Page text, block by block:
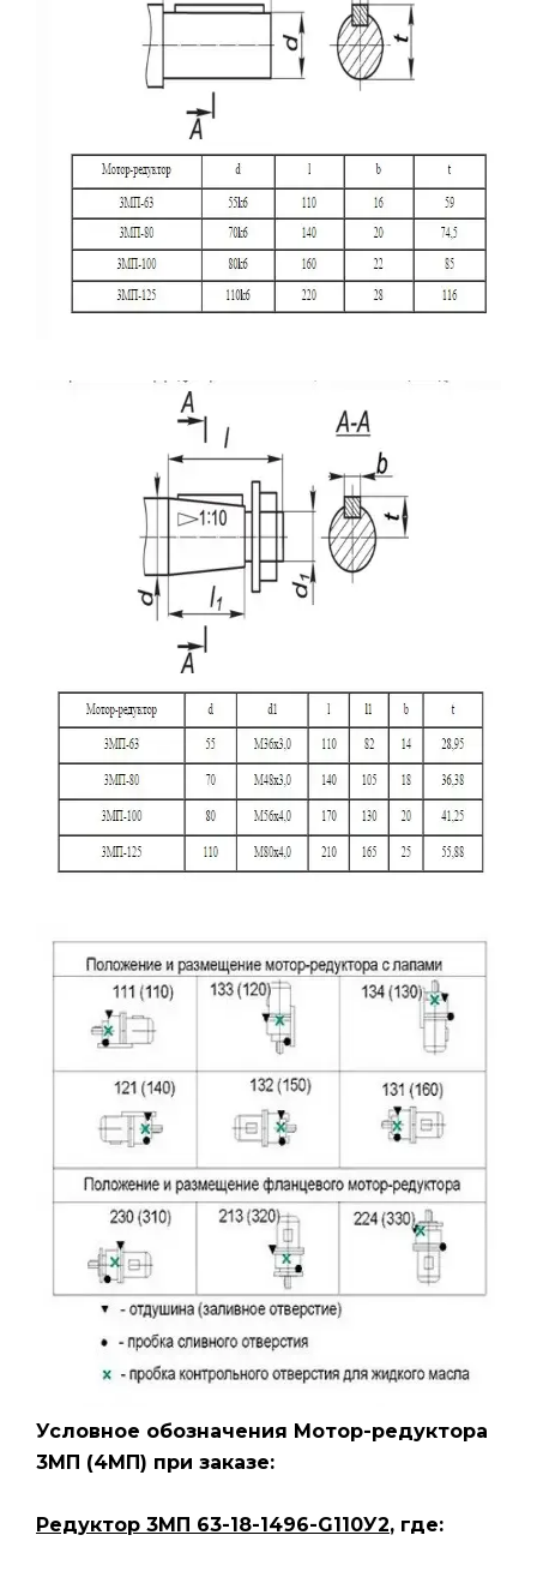
Условное обозначения Мотор-редуктора
3МП (4МП) при заказе:
Редуктор 3МП 63-18-1496-G110У2, где: